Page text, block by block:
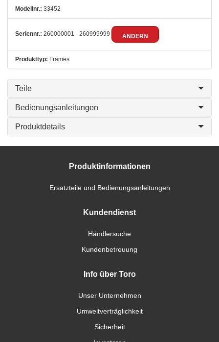
Modellnr.: 33452
Seriennr.: 260000001 - 260999999 ÄNDERN
Produkttyp: Frames
Teile
Bedienungsanleitungen
Produktdetails
Produktinformationen
Ersatzteile und Bedienungsanleitungen
Kundendienst
Händlersuche
Kundenbetreuung
Info über Toro
Unser Unternehmen
Umweltverträglichkeit
Sicherheit